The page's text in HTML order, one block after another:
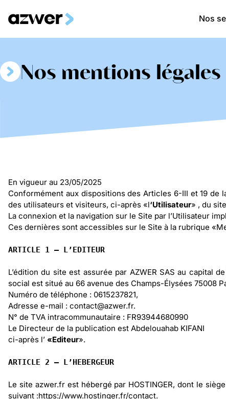
Nos
Nos mentions légales​
En vigueur au 23/05/2025
Conformément aux dispositions des Articles 6-III et 19 de
des utilisateurs et visiteurs, ci-après «l‘Utilisateur» , du
La connexion et la navigation sur le Site par l’Utilisateur
Ces dernières sont accessibles sur le Site à la rubrique
ARTICLE 1 – L’EDITEUR
L’édition du site est assurée par AZWER SAS au
social est situé au 66 avenue des Champs-Élysées 75008
Numéro de téléphone : 0615237821,
Adresse e-mail : contact@azwer.fr.
N° de TVA intracommunautaire : FR93944680990
Le Directeur de la publication est Abdelouahab KIFANI
ci-après l’ «Editeur».
ARTICLE 2 – L’HEBERGEUR
Le site azwer.fr est hébergé par HOSTINGER, dont le
suivant :https://www.hostinger.fr/contact.